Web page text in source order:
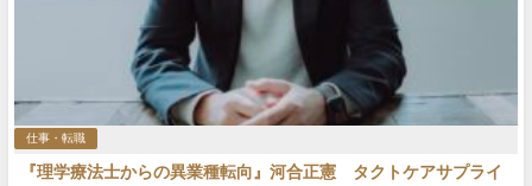
仕事・転職
『理学療法士からの異業種転向』河合正憲 タクトケアサプライ